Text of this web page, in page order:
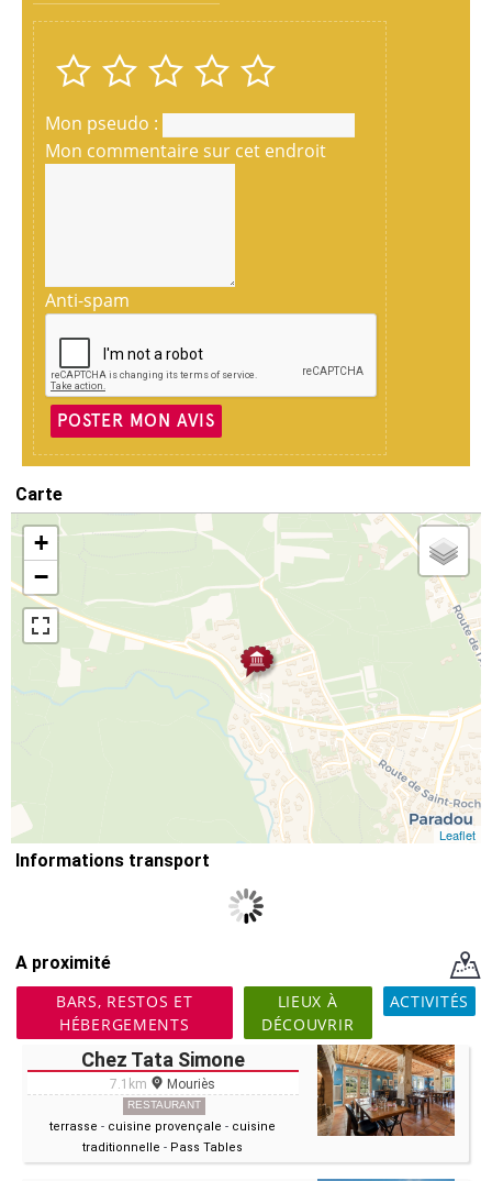
Mon pseudo :
Mon commentaire sur cet endroit
Anti-spam
POSTER MON AVIS
Carte
+
−
Leaflet
Informations transport
A proximité
BARS, RESTOS ET
HÉBERGEMENTS
LIEUX À
DÉCOUVRIR
ACTIVITÉS
Chez Tata Simone
7.1km Mouriès
RESTAURANT
terrasse - cuisine provençale - cuisine
traditionnelle - Pass Tables